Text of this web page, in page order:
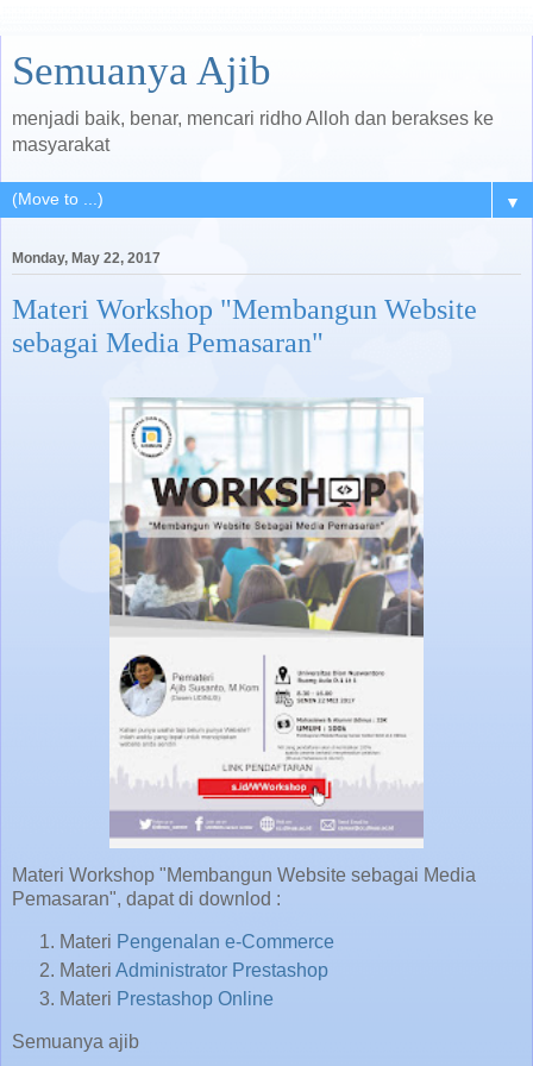
Semuanya Ajib
menjadi baik, benar, mencari ridho Alloh dan berakses ke
masyarakat
▼
Monday, May 22, 2017
Materi Workshop "Membangun Website
sebagai Media Pemasaran"
Materi Workshop "Membangun Website sebagai Media
Pemasaran", dapat di downlod :
Materi Pengenalan e-Commerce
Materi Administrator Prestashop
Materi Prestashop Online
Semuanya ajib